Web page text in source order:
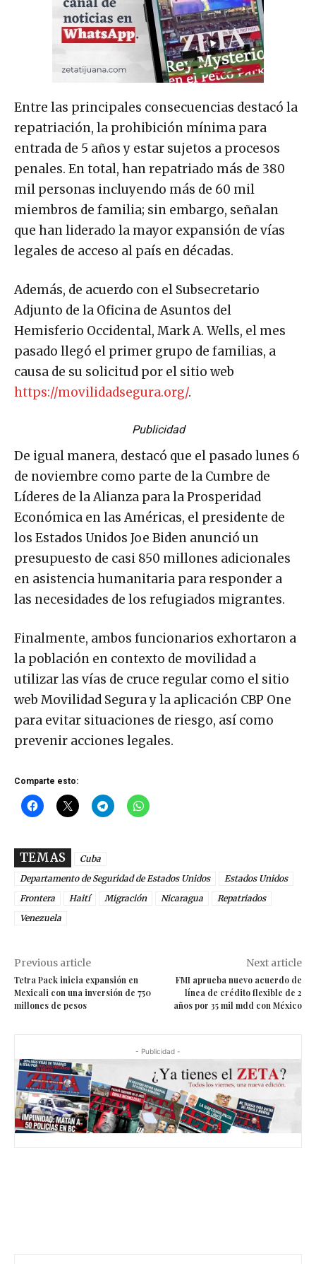
Entre las principales consecuencias destacó la
repatriación, la prohibición mínima para
entrada de 5 años y estar sujetos a procesos
penales. En total, han repatriado más de 380
mil personas incluyendo más de 60 mil
miembros de familia; sin embargo, señalan
que han liderado la mayor expansión de vías
legales de acceso al país en décadas.
Además, de acuerdo con el Subsecretario
Adjunto de la Oficina de Asuntos del
Hemisferio Occidental, Mark A. Wells, el mes
pasado llegó el primer grupo de familias, a
causa de su solicitud por el sitio web
https://movilidadsegura.org/.
Publicidad
De igual manera, destacó que el pasado lunes 6
de noviembre como parte de la Cumbre de
Líderes de la Alianza para la Prosperidad
Económica en las Américas, el presidente de
los Estados Unidos Joe Biden anunció un
presupuesto de casi 850 millones adicionales
en asistencia humanitaria para responder a
las necesidades de los refugiados migrantes.
Finalmente, ambos funcionarios exhortaron a
la población en contexto de movilidad a
utilizar las vías de cruce regular como el sitio
web Movilidad Segura y la aplicación CBP One
para evitar situaciones de riesgo, así como
prevenir acciones legales.
Comparte esto:
TEMAS
Cuba
Departamento de Seguridad de Estados Unidos
Estados Unidos
Frontera
Haití Migración Nicaragua
Repatriados
Venezuela
Previous article
Tetra Pack inicia expansión en
Mexicali con una inversión de 750
millones de pesos
Next article
FMI aprueba nuevo acuerdo de
línea de crédito flexible de 2
años por 35 mil mdd con México
- Publicidad -